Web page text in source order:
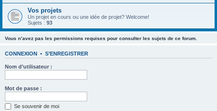
Vos projets
Un projet en cours ou une idée de projet? Welcome!
Sujets : 93
Vous n’avez pas les permissions requises pour consulter les sujets de ce forum.
CONNEXION • S’ENREGISTRER
Nom d’utilisateur :
Mot de passe :
Se souvenir de moi